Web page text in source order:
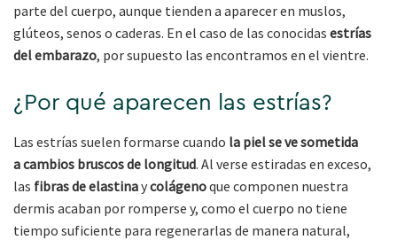
parte del cuerpo, aunque tienden a aparecer en muslos,
glúteos, senos o caderas. En el caso de las conocidas estrías
del embarazo, por supuesto las encontramos en el vientre.
¿Por qué aparecen las estrías?
Las estrías suelen formarse cuando la piel se ve sometida
acambios bruscos de longitud. Al verse estiradas en exceso,
las fibras de elastinaycolágenoque componen nuestra
dermis acaban por romperse y, como el cuerpo no tiene
tiempo suficiente para regenerarlas de manera natural,